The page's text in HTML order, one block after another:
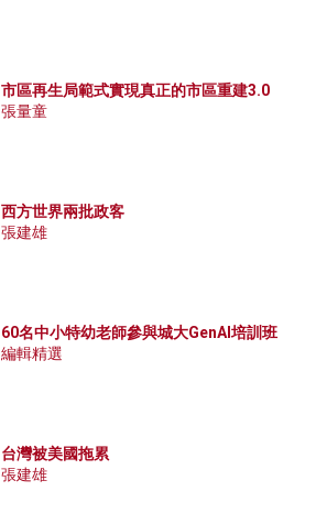
市區再生局範式實現真正的市區重建3.0
張量童
西方世界兩批政客
張建雄
60名中小特幼老師參與城大GenAI培訓班
編輯精選
台灣被美國拖累
張建雄